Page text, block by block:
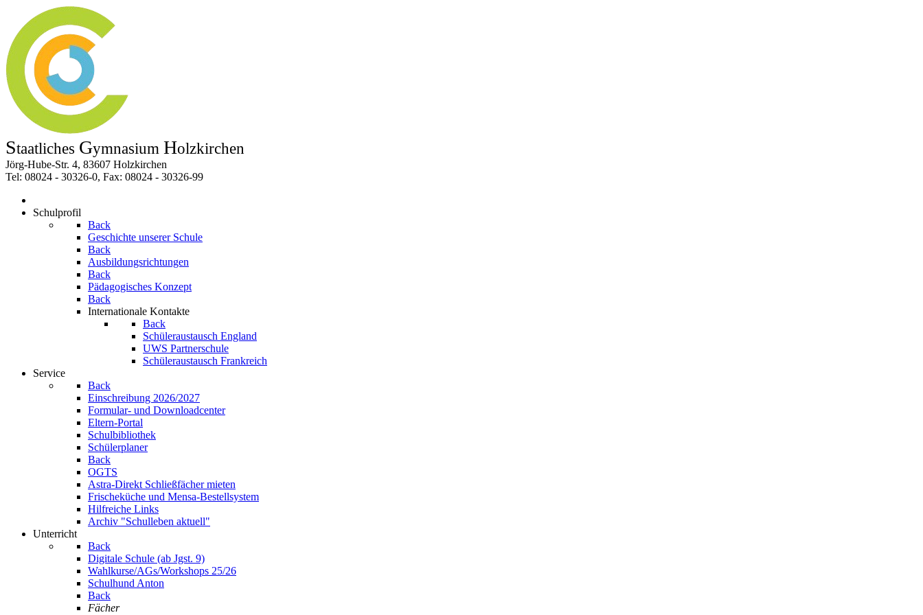
Staatliches Gymnasium Holzkirchen
Jörg-Hube-Str. 4, 83607 Holzkirchen
Tel: 08024 - 30326-0, Fax: 08024 - 30326-99
Schulprofil
Back
Geschichte unserer Schule
Back
Ausbildungsrichtungen
Back
Pädagogisches Konzept
Back
Internationale Kontakte
Back
Schüleraustausch England
UWS Partnerschule
Schüleraustausch Frankreich
Service
Back
Einschreibung 2026/2027
Formular- und Downloadcenter
Eltern-Portal
Schulbibliothek
Schülerplaner
Back
OGTS
Astra-Direkt Schließfächer mieten
Frischeküche und Mensa-Bestellsystem
Hilfreiche Links
Archiv "Schulleben aktuell"
Unterricht
Back
Digitale Schule (ab Jgst. 9)
Wahlkurse/AGs/Workshops 25/26
Schulhund Anton
Back
Fächer